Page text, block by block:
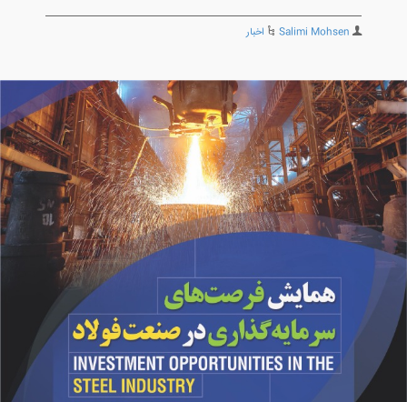
Salimi Mohsen اخبار